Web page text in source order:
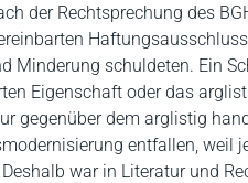
der Rechtsprechung des
Minderung schuldeten. Ein
Eigenschaft oder das
gegenüber dem arglistig
entfallen, weil
war in Literatur und